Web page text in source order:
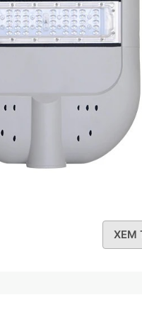
XEM